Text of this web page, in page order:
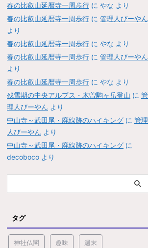
春の比叡山延暦寺一周歩行 に やな より
春の比叡山延暦寺一周歩行 に 管理人びーやん
より
春の比叡山延暦寺一周歩行 に やな より
春の比叡山延暦寺一周歩行 に 管理人びーやん
より
春の比叡山延暦寺一周歩行 に やな より
残雪期の中央アルプス・木曽駒ヶ岳登山 に 管
理人びーやん より
中山寺～武田尾・廃線跡のハイキング に 管理
人びーやん より
中山寺～武田尾・廃線跡のハイキング に
decoboco より
タグ
神社仏閣 趣味 週末